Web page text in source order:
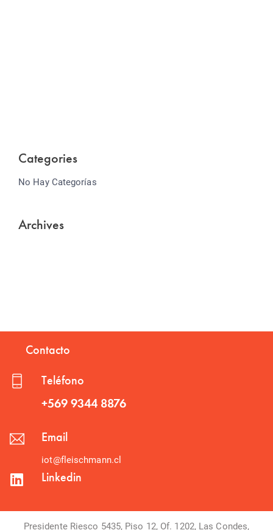
Categories
No Hay Categorías
Archives
Contacto
Teléfono
+569 9344 8876
Email
iot@fleischmann.cl
Linkedin
Presidente Riesco 5435, Piso 12, Of. 1202, Las Condes,